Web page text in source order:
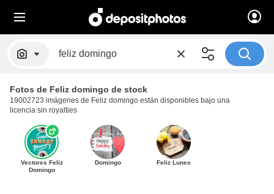
Fotos de Feliz domingo de stock
19002723 imágenes de Feliz domingo están disponibles bajo una
licencia sin royalties
Vectores Feliz
Domingo
Domingo Feliz Lunes